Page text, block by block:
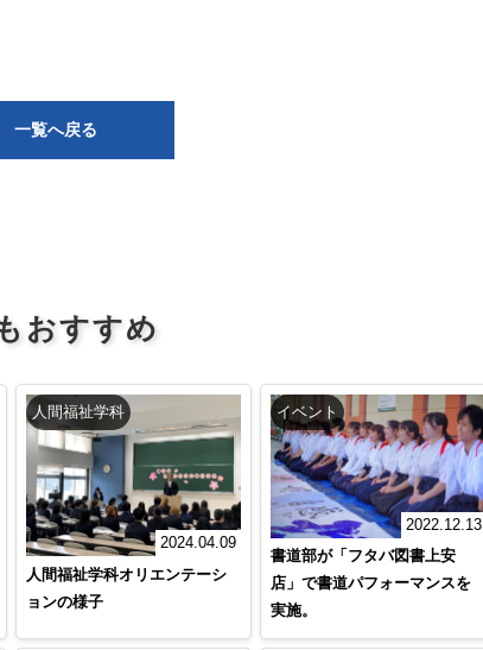
一覧へ戻る
おすすめ
人間福祉学科
2024.04.09
人間福祉学科オリエンテーシ
ョンの様子
イベント
2022.12.13
書道部が「フタバ図書上安
店」で書道パフォーマンスを
実施。